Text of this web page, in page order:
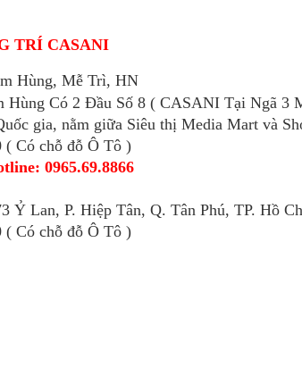
TRÍ CASANI
Hùng, Mễ Trì, HN
Hùng Có 2 Đầu Số 8 ( CASANI Tại Ngã 3
gia, nằm giữa Siêu thị Media Mart và
( Có chỗ đỗ Ô Tô )
0965.69.8866
Ỷ Lan, P. Hiệp Tân, Q. Tân Phú, TP. Hồ
( Có chỗ đỗ Ô Tô )